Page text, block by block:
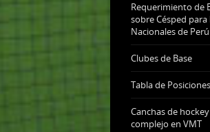
Requerimiento de
sobre Césped
Nacionales de Perú
Clubes de Base
Tabla de Posiciones
Canchas de
complejo en VMT